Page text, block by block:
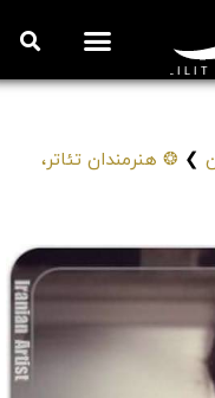
❯ ❂ هنرمندان تئاتر،